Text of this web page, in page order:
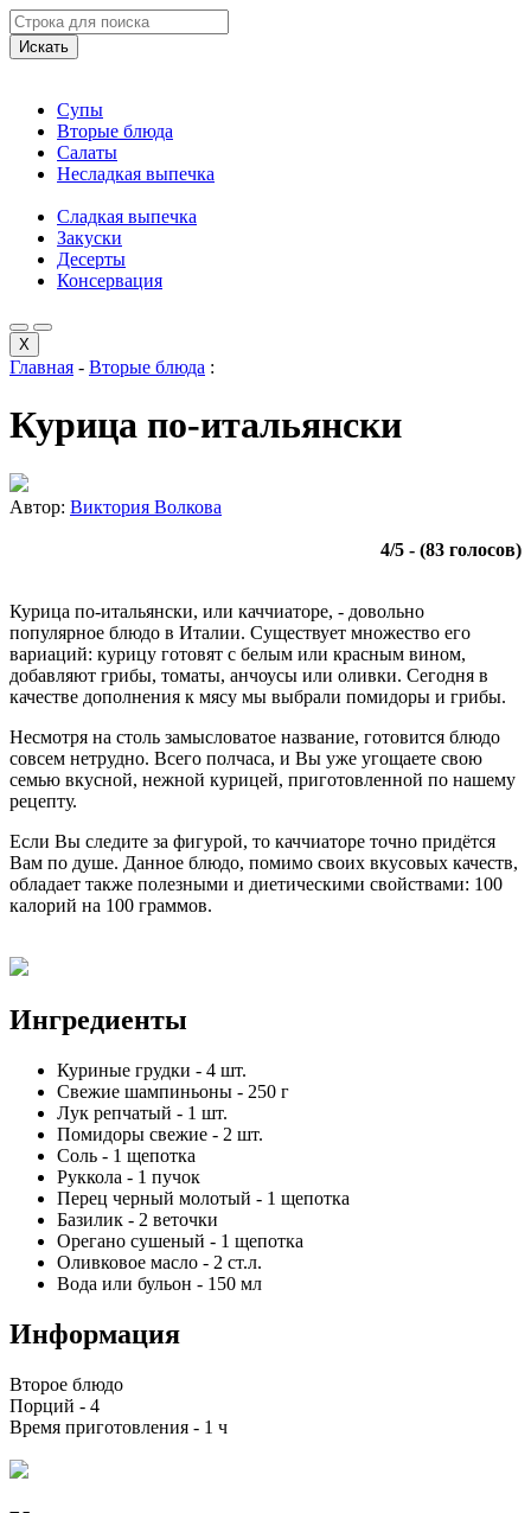
Искать
Супы
Вторые блюда
Салаты
Несладкая выпечка
Сладкая выпечка
Закуски
Десерты
Консервация
X
Главная - Вторые блюда :
Курица по-итальянски
Автор: Виктория Волкова
4/5 - (83 голосов)
Курица по-итальянски, или каччиаторе, - довольно
популярное блюдо в Италии. Существует множество его
вариаций: курицу готовят с белым или красным вином,
добавляют грибы, томаты, анчоусы или оливки. Сегодня в
качестве дополнения к мясу мы выбрали помидоры и грибы.
Несмотря на столь замысловатое название, готовится блюдо
совсем нетрудно. Всего полчаса, и Вы уже угощаете свою
семью вкусной, нежной курицей, приготовленной по нашему
рецепту.
Если Вы следите за фигурой, то каччиаторе точно придётся
Вам по душе. Данное блюдо, помимо своих вкусовых качеств,
обладает также полезными и диетическими свойствами: 100
калорий на 100 граммов.
Ингредиенты
Куриные грудки - 4 шт.
Свежие шампиньоны - 250 г
Лук репчатый - 1 шт.
Помидоры свежие - 2 шт.
Соль - 1 щепотка
Руккола - 1 пучок
Перец черный молотый - 1 щепотка
Базилик - 2 веточки
Орегано сушеный - 1 щепотка
Оливковое масло - 2 ст.л.
Вода или бульон - 150 мл
Информация
Второе блюдо
Порций - 4
Время приготовления - 1 ч